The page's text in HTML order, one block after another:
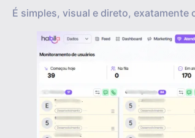
É simples, visual e direto,